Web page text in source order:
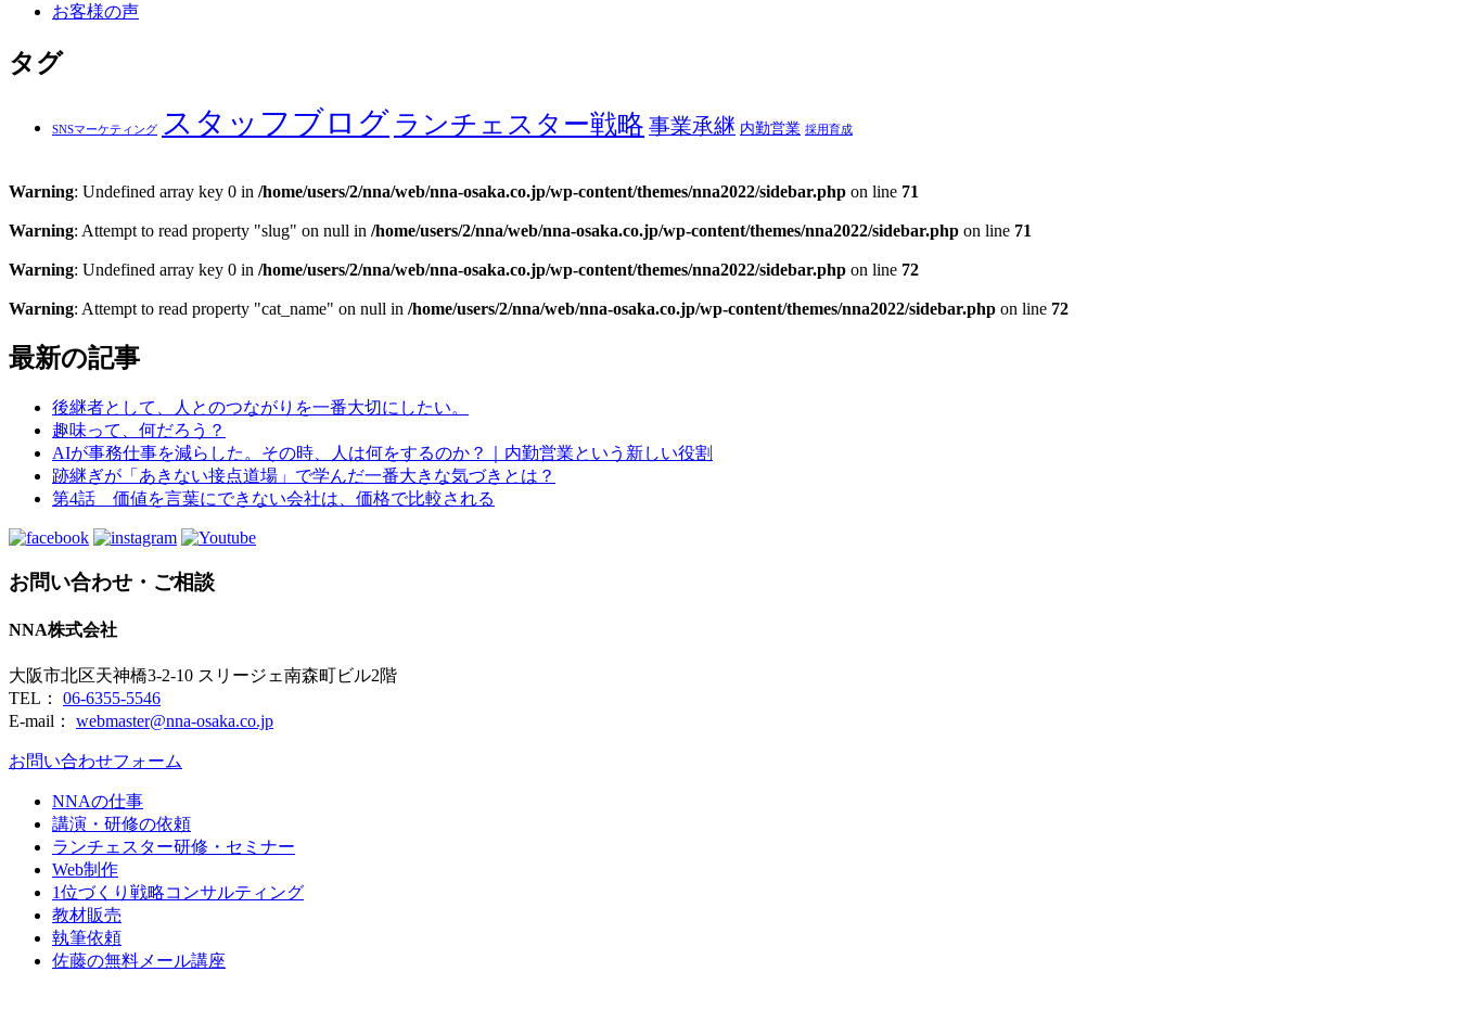
お客様の声
タグ
SNSマーケティング スタッフブログ ランチェスター戦略 事業承継 内勤営業 採用育成
Warning: Undefined array key 0 in /home/users/2/nna/web/nna-osaka.co.jp/wp-content/themes/nna2022/sidebar.php on line 71
Warning: Attempt to read property "slug" on null in /home/users/2/nna/web/nna-osaka.co.jp/wp-content/themes/nna2022/sidebar.php on line 71
Warning: Undefined array key 0 in /home/users/2/nna/web/nna-osaka.co.jp/wp-content/themes/nna2022/sidebar.php on line 72
Warning: Attempt to read property "cat_name" on null in /home/users/2/nna/web/nna-osaka.co.jp/wp-content/themes/nna2022/sidebar.php on line 72
最新の記事
後継者として、人とのつながりを一番大切にしたい。
趣味って、何だろう？
AIが事務仕事を減らした。その時、人は何をするのか？｜内勤営業という新しい役割
跡継ぎが「あきない接点道場」で学んだ一番大きな気づきとは？
第4話 価値を言葉にできない会社は、価格で比較される
お問い合わせ・ご相談
NNA株式会社
大阪市北区天神橋3-2-10 スリージェ南森町ビル2階
TEL： 06-6355-5546
E-mail： webmaster@nna-osaka.co.jp
お問い合わせフォーム
NNAの仕事
講演・研修の依頼
ランチェスター研修・セミナー
Web制作
1位づくり戦略コンサルティング
教材販売
執筆依頼
佐藤の無料メール講座